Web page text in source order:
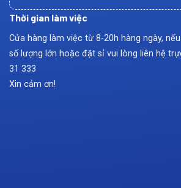
Thời gian làm việc
Cửa hàng làm việc từ 8-20h hàng ngày,
số lượng lớn hoặc đặt sỉ vui lòng liên hệ
31 333
Xin cảm ơn!